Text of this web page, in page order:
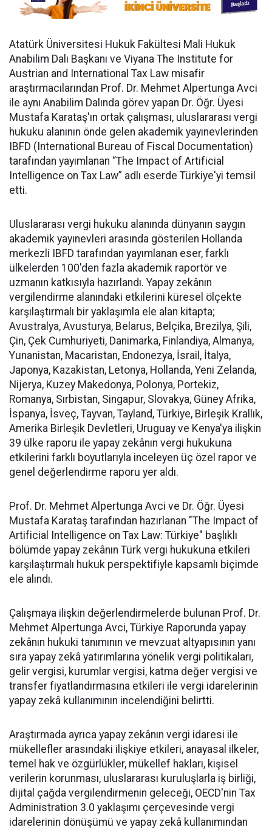
Atatürk Üniversitesi Hukuk Fakültesi Mali Hukuk
Anabilim Dalı Başkanı ve Viyana The Institute for
Austrian and International Tax Law misafir
araştırmacılarından Prof. Dr. Mehmet Alpertunga Avci
ile aynı Anabilim Dalında görev yapan Dr. Öğr. Üyesi
Mustafa Karataş'ın ortak çalışması, uluslararası vergi
hukuku alanının önde gelen akademik yayınevlerinden
IBFD (International Bureau of Fiscal Documentation)
tarafından yayımlanan “The Impact of Artificial
Intelligence on Tax Law” adlı eserde Türkiye'yi temsil
etti.
Uluslararası vergi hukuku alanında dünyanın saygın
akademik yayınevleri arasında gösterilen Hollanda
merkezli IBFD tarafından yayımlanan eser, farklı
ülkelerden 100'den fazla akademik raportör ve
uzmanın katkısıyla hazırlandı. Yapay zekânın
vergilendirme alanındaki etkilerini küresel ölçekte
karşılaştırmalı bir yaklaşımla ele alan kitapta;
Avustralya, Avusturya, Belarus, Belçika, Brezilya, Şili,
Çin, Çek Cumhuriyeti, Danimarka, Finlandiya, Almanya,
Yunanistan, Macaristan, Endonezya, İsrail, İtalya,
Japonya, Kazakistan, Letonya, Hollanda, Yeni Zelanda,
Nijerya, Kuzey Makedonya, Polonya, Portekiz,
Romanya, Sırbistan, Singapur, Slovakya, Güney Afrika,
İspanya, İsveç, Tayvan, Tayland, Türkiye, Birleşik Krallık,
Amerika Birleşik Devletleri, Uruguay ve Kenya'ya ilişkin
39 ülke raporu ile yapay zekânın vergi hukukuna
etkilerini farklı boyutlarıyla inceleyen üç özel rapor ve
genel değerlendirme raporu yer aldı.
Prof. Dr. Mehmet Alpertunga Avci ve Dr. Öğr. Üyesi
Mustafa Karataş tarafından hazırlanan "The Impact of
Artificial Intelligence on Tax Law: Türkiye" başlıklı
bölümde yapay zekânın Türk vergi hukukuna etkileri
karşılaştırmalı hukuk perspektifiyle kapsamlı biçimde
ele alındı.
Çalışmaya ilişkin değerlendirmelerde bulunan Prof. Dr.
Mehmet Alpertunga Avci, Türkiye Raporunda yapay
zekânın hukuki tanımının ve mevzuat altyapısının yanı
sıra yapay zekâ yatırımlarına yönelik vergi politikaları,
gelir vergisi, kurumlar vergisi, katma değer vergisi ve
transfer fiyatlandırmasına etkileri ile vergi idarelerinin
yapay zekâ kullanımının incelendiğini belirtti.
Araştırmada ayrıca yapay zekânın vergi idaresi ile
mükellefler arasındaki ilişkiye etkileri, anayasal ilkeler,
temel hak ve özgürlükler, mükellef hakları, kişisel
verilerin korunması, uluslararası kuruluşlarla iş birliği,
dijital çağda vergilendirmenin geleceği, OECD'nin Tax
Administration 3.0 yaklaşımı çerçevesinde vergi
idarelerinin dönüşümü ve yapay zekâ kullanımından